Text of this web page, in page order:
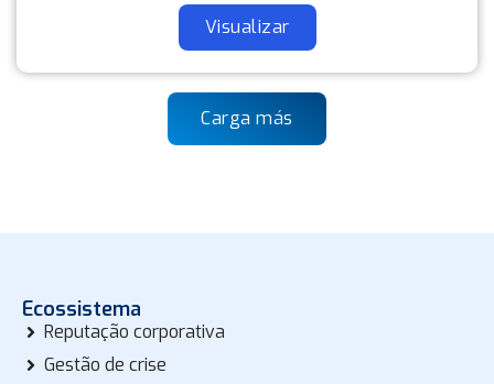
Visualizar
Carga más
Ecossistema
Reputação corporativa
Gestão de crise